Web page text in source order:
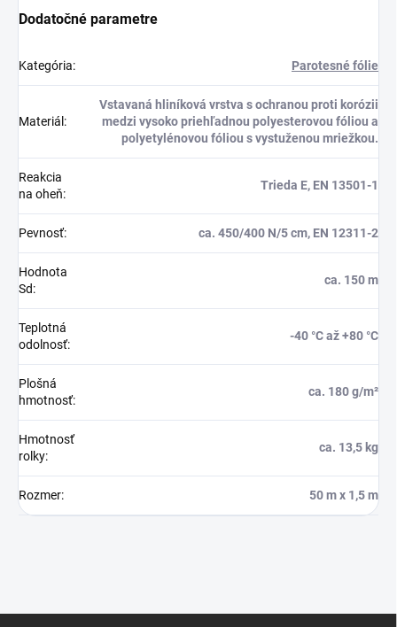
Dodatočné parametre
Kategória: Parotesné fólie
Materiál:
Vstavaná hliníková vrstva s ochranou proti korózii
medzi vysoko priehľadnou polyesterovou fóliou a
polyetylénovou fóliou s vystuženou mriežkou.
Reakcia
na oheň:
Trieda E, EN 13501-1
Pevnosť: ca. 450/400 N/5 cm, EN 12311-2
Hodnota
Sd:
ca. 150 m
Teplotná
odolnosť:
-40 °C až +80 °C
Plošná
hmotnosť:
ca. 180 g/m²
Hmotnosť
rolky:
ca. 13,5 kg
Rozmer: 50 m x 1,5 m